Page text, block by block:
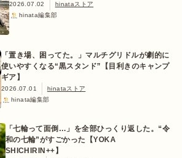
2026.07.02
hinataストア
hinata編集部
「置き場、困ってた。」マルチグリドルが劇的に
使いやすくなる“黒スタンド”【目利きのキャンプ
ギア】
2026.07.01
hinataストア
hinata編集部
「七輪って面倒…」を全部ひっくり返した。“令
和の七輪”がすごかった【YOKA
SHICHIRIN++】